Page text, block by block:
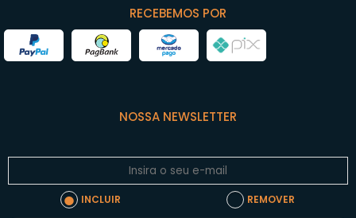
RECEBEMOS POR
NOSSA NEWSLETTER
INCLUIR REMOVER